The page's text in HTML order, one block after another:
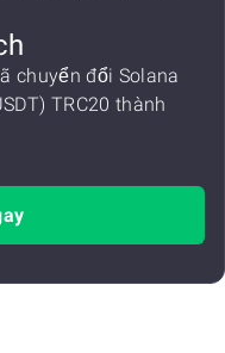
chuyển đổi Solana
TRC20 thành